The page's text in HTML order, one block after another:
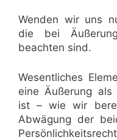
Wenden wir uns
die bei
beachten sind.
Wesentliches
eine Äußerung
ist – wie wir
Abwägung der